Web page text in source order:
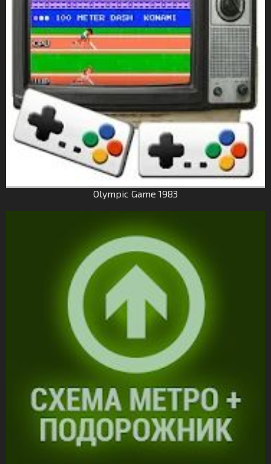
Olympic Game 1983